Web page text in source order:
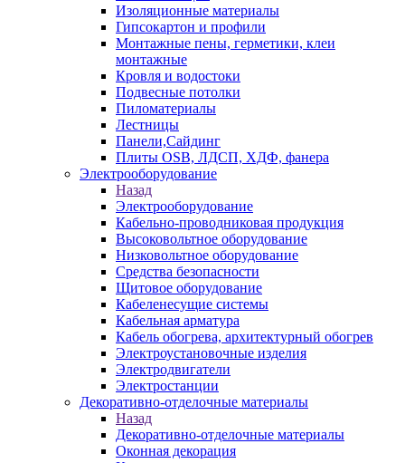
Изоляционные материалы
Гипсокартон и профили
Монтажные пены, герметики, клеи
монтажные
Кровля и водостоки
Подвесные потолки
Пиломатериалы
Лестницы
Панели,Сайдинг
Плиты OSB, ЛДСП, ХДФ, фанера
Электрооборудование
Назад
Электрооборудование
Кабельно-проводниковая продукция
Высоковольтное оборудование
Низковольтное оборудование
Средства безопасности
Щитовое оборудование
Кабеленесущие системы
Кабельная арматура
Кабель обогрева, архитектурный обогрев
Электроустановочные изделия
Электродвигатели
Электростанции
Декоративно-отделочные материалы
Назад
Декоративно-отделочные материалы
Оконная декорация